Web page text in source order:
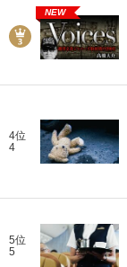
NEW
4位
4
5位
5